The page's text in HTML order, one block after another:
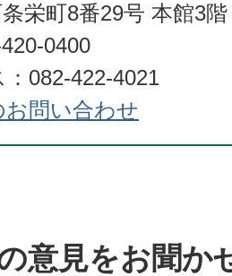
栄町8番29号 本館3階
0400
082-422-4021
問い合わせ
意見をお聞か